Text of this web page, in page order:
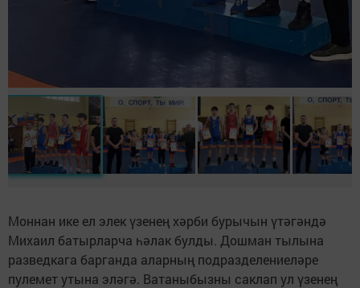
Моннан ике ел элек үзенең хәрби бурычын үтәгәндә
Михаил батырларча һәлак булды. Дошман тылына
разведкага барганда аларның подразделениеләре
пулемет утына эләгә. Ватаныбызны саклап ул үзенең